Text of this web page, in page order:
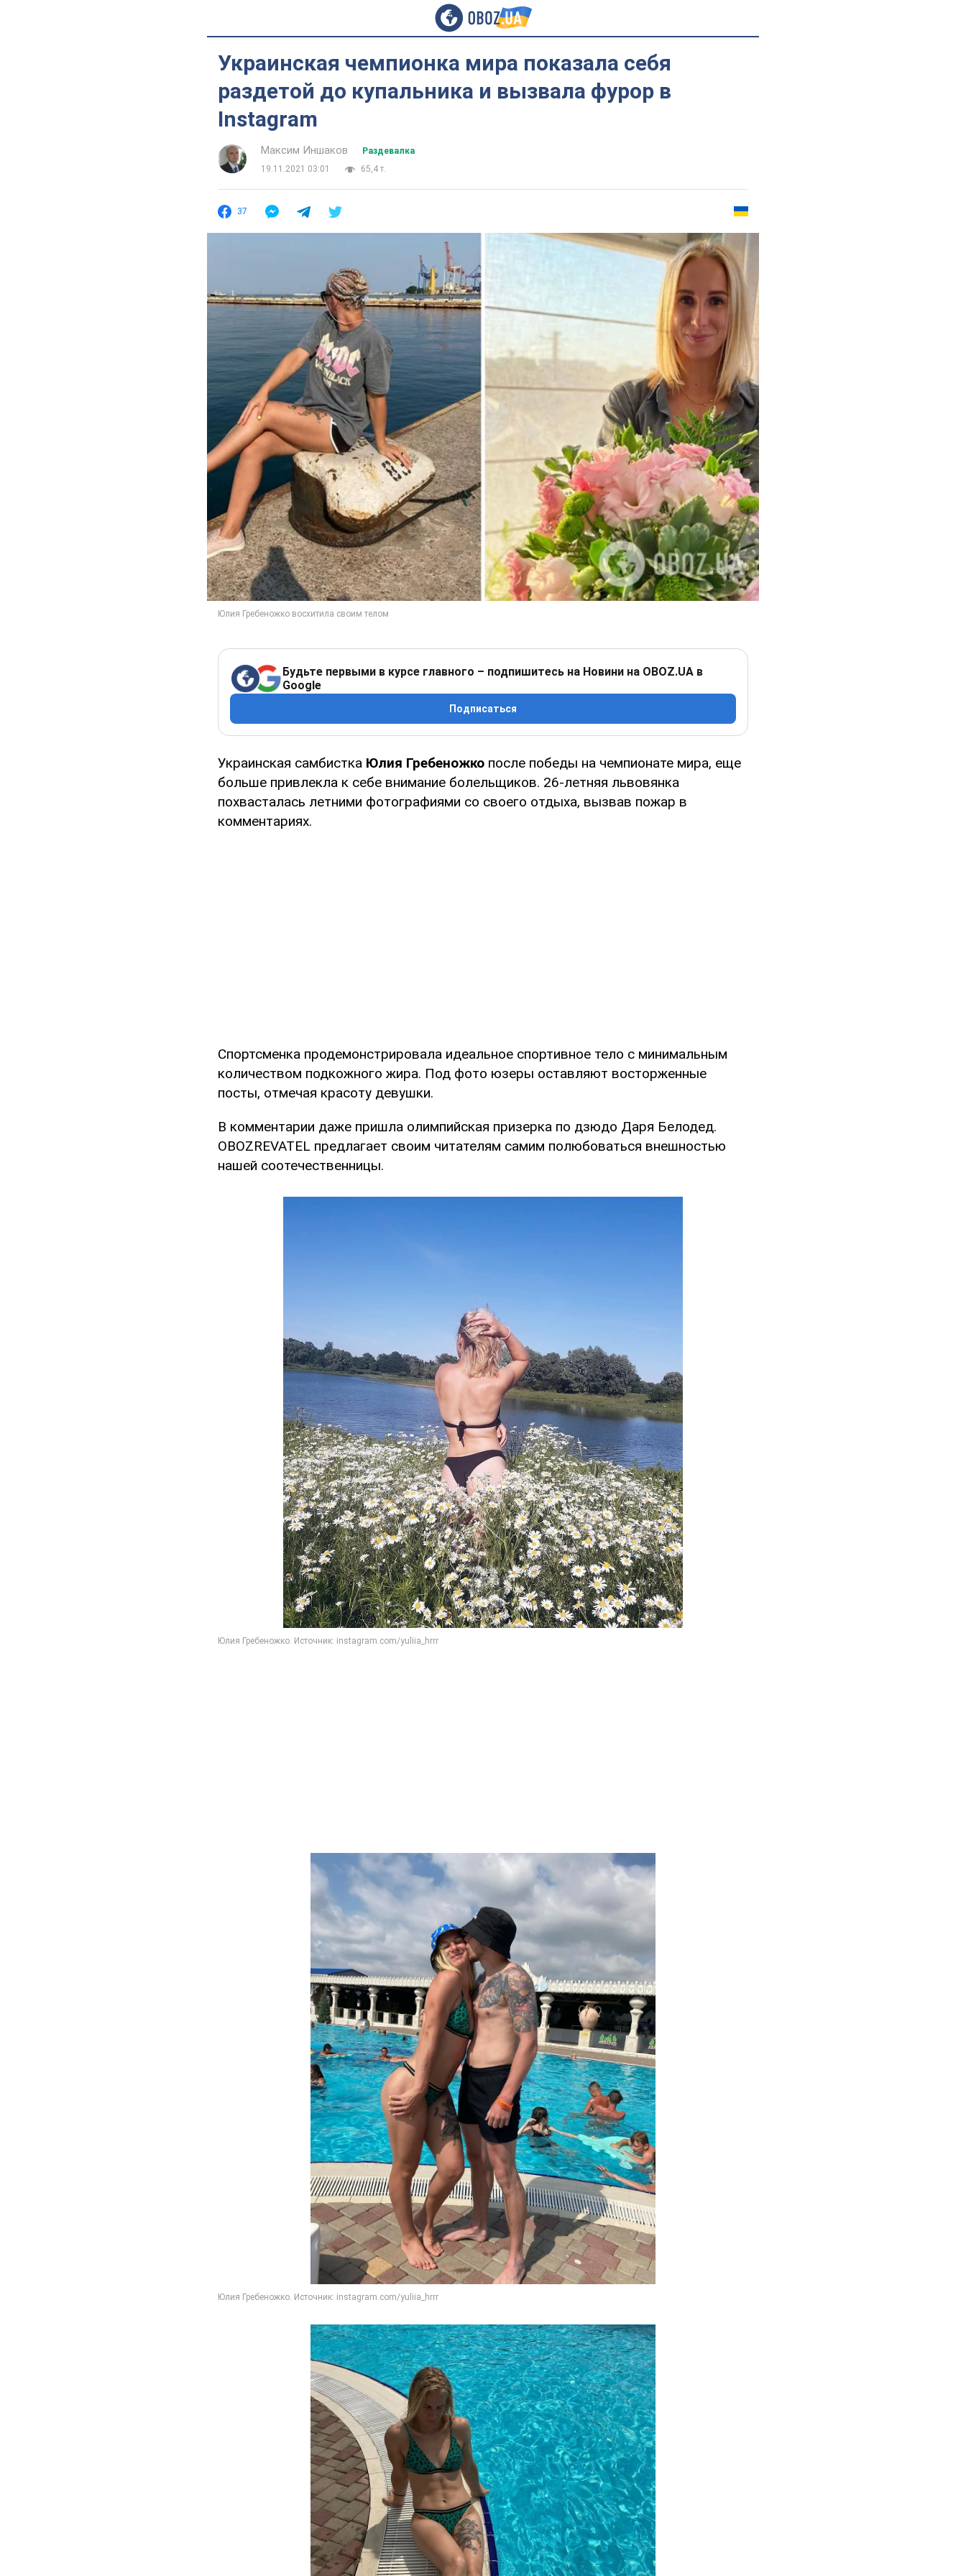
Украинская чемпионка мира показала себя
раздетой до купальника и вызвала фурор в
Instagram
Максим Иншаков
Раздевалка
19.11.2021 03:01
65,4 т.
37
Будьте первыми в курсе главного – подпишитесь на Новини на OBOZ.UA в
Google
Подписаться
Украинская самбистка Юлия Гребеножко после победы на чемпионате мира, еще
больше привлекла к себе внимание болельщиков. 26-летняя львовянка
похвасталась летними фотографиями со своего отдыха, вызвав пожар в
комментариях.
Спортсменка продемонстрировала идеальное спортивное тело с минимальным
количеством подкожного жира. Под фото юзеры оставляют восторженные
посты, отмечая красоту девушки.
В комментарии даже пришла олимпийская призерка по дзюдо Даря Белодед.
OBOZREVATEL предлагает своим читателям самим полюбоваться внешностью
нашей соотечественницы.